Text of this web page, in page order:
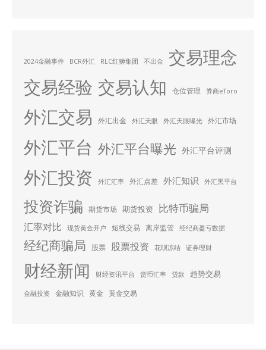
2024金融事件 BCR外汇 RLC红狮集团 不出金
交易理念
交易经验 交易认知 仓位管理 券商eToro
外汇交易 外汇出金 外汇天眼 外汇天眼曝光 外汇市场
外汇平台 外汇平台曝光 外汇平台评测
外汇投资 外汇汇率 外汇点差 外汇知识 外汇黑平台
投资诈骗 期货市场 期货投资 比特币骗局
汇率对比 现货黄金开户 短线交易 离岸监管 经纪商盈亏数据
经纪商骗局 股票 股票投资 花呗冻结 证券理财
财经新闻 财经资讯平台 货币汇率 贷款 趋势交易
金融投资 金融知识 黄金 黄金交易